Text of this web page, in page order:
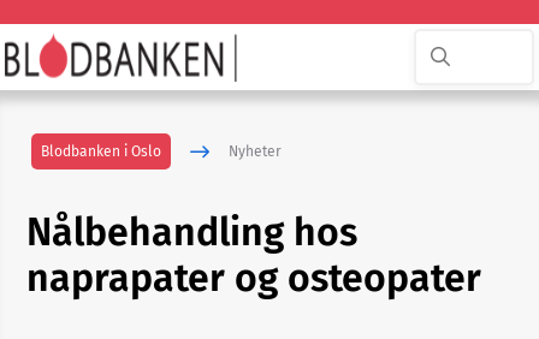
Blodbanken i Oslo Nyheter
Nålbehandling hos
naprapater og osteopater